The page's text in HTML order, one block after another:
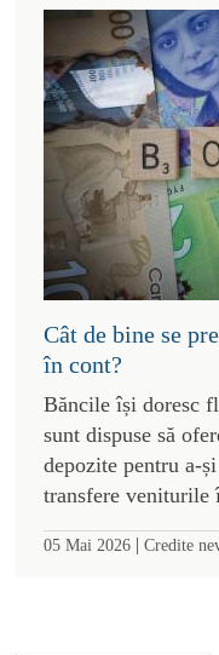
Cât de bine se
în cont?
Băncile își doresc
sunt dispuse să
depozite pentru a-
transfere veniturile
05 Mai 2026 | Credite